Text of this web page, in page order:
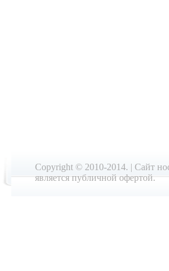
Copyright © 2010-2014. | Cайт
является публичной офертой.